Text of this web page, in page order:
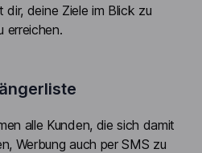
dir, deine Ziele im Blick zu
erreichen.
alle Kunden, die sich damit
Werbung auch per SMS zu